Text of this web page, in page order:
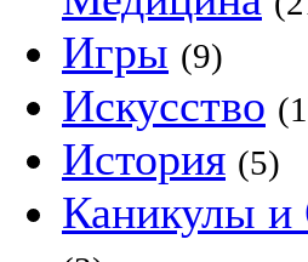
Игры (9)
Искусство
История (5)
Каникулы и